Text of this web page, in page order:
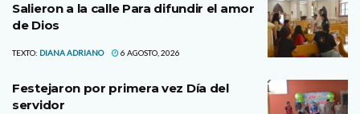
Salieron a la calle Para difundir el amor
de Dios
TEXTO: DIANA ADRIANO 6 AGOSTO, 2026
Festejaron por primera vez Día del
servidor